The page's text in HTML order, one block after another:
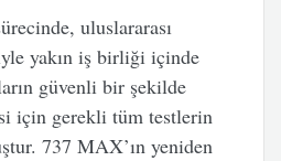
uluslararası
yakın iş birliği içinde
güvenli bir şekilde
için gerekli tüm testlerin
737 MAX’ın yeniden